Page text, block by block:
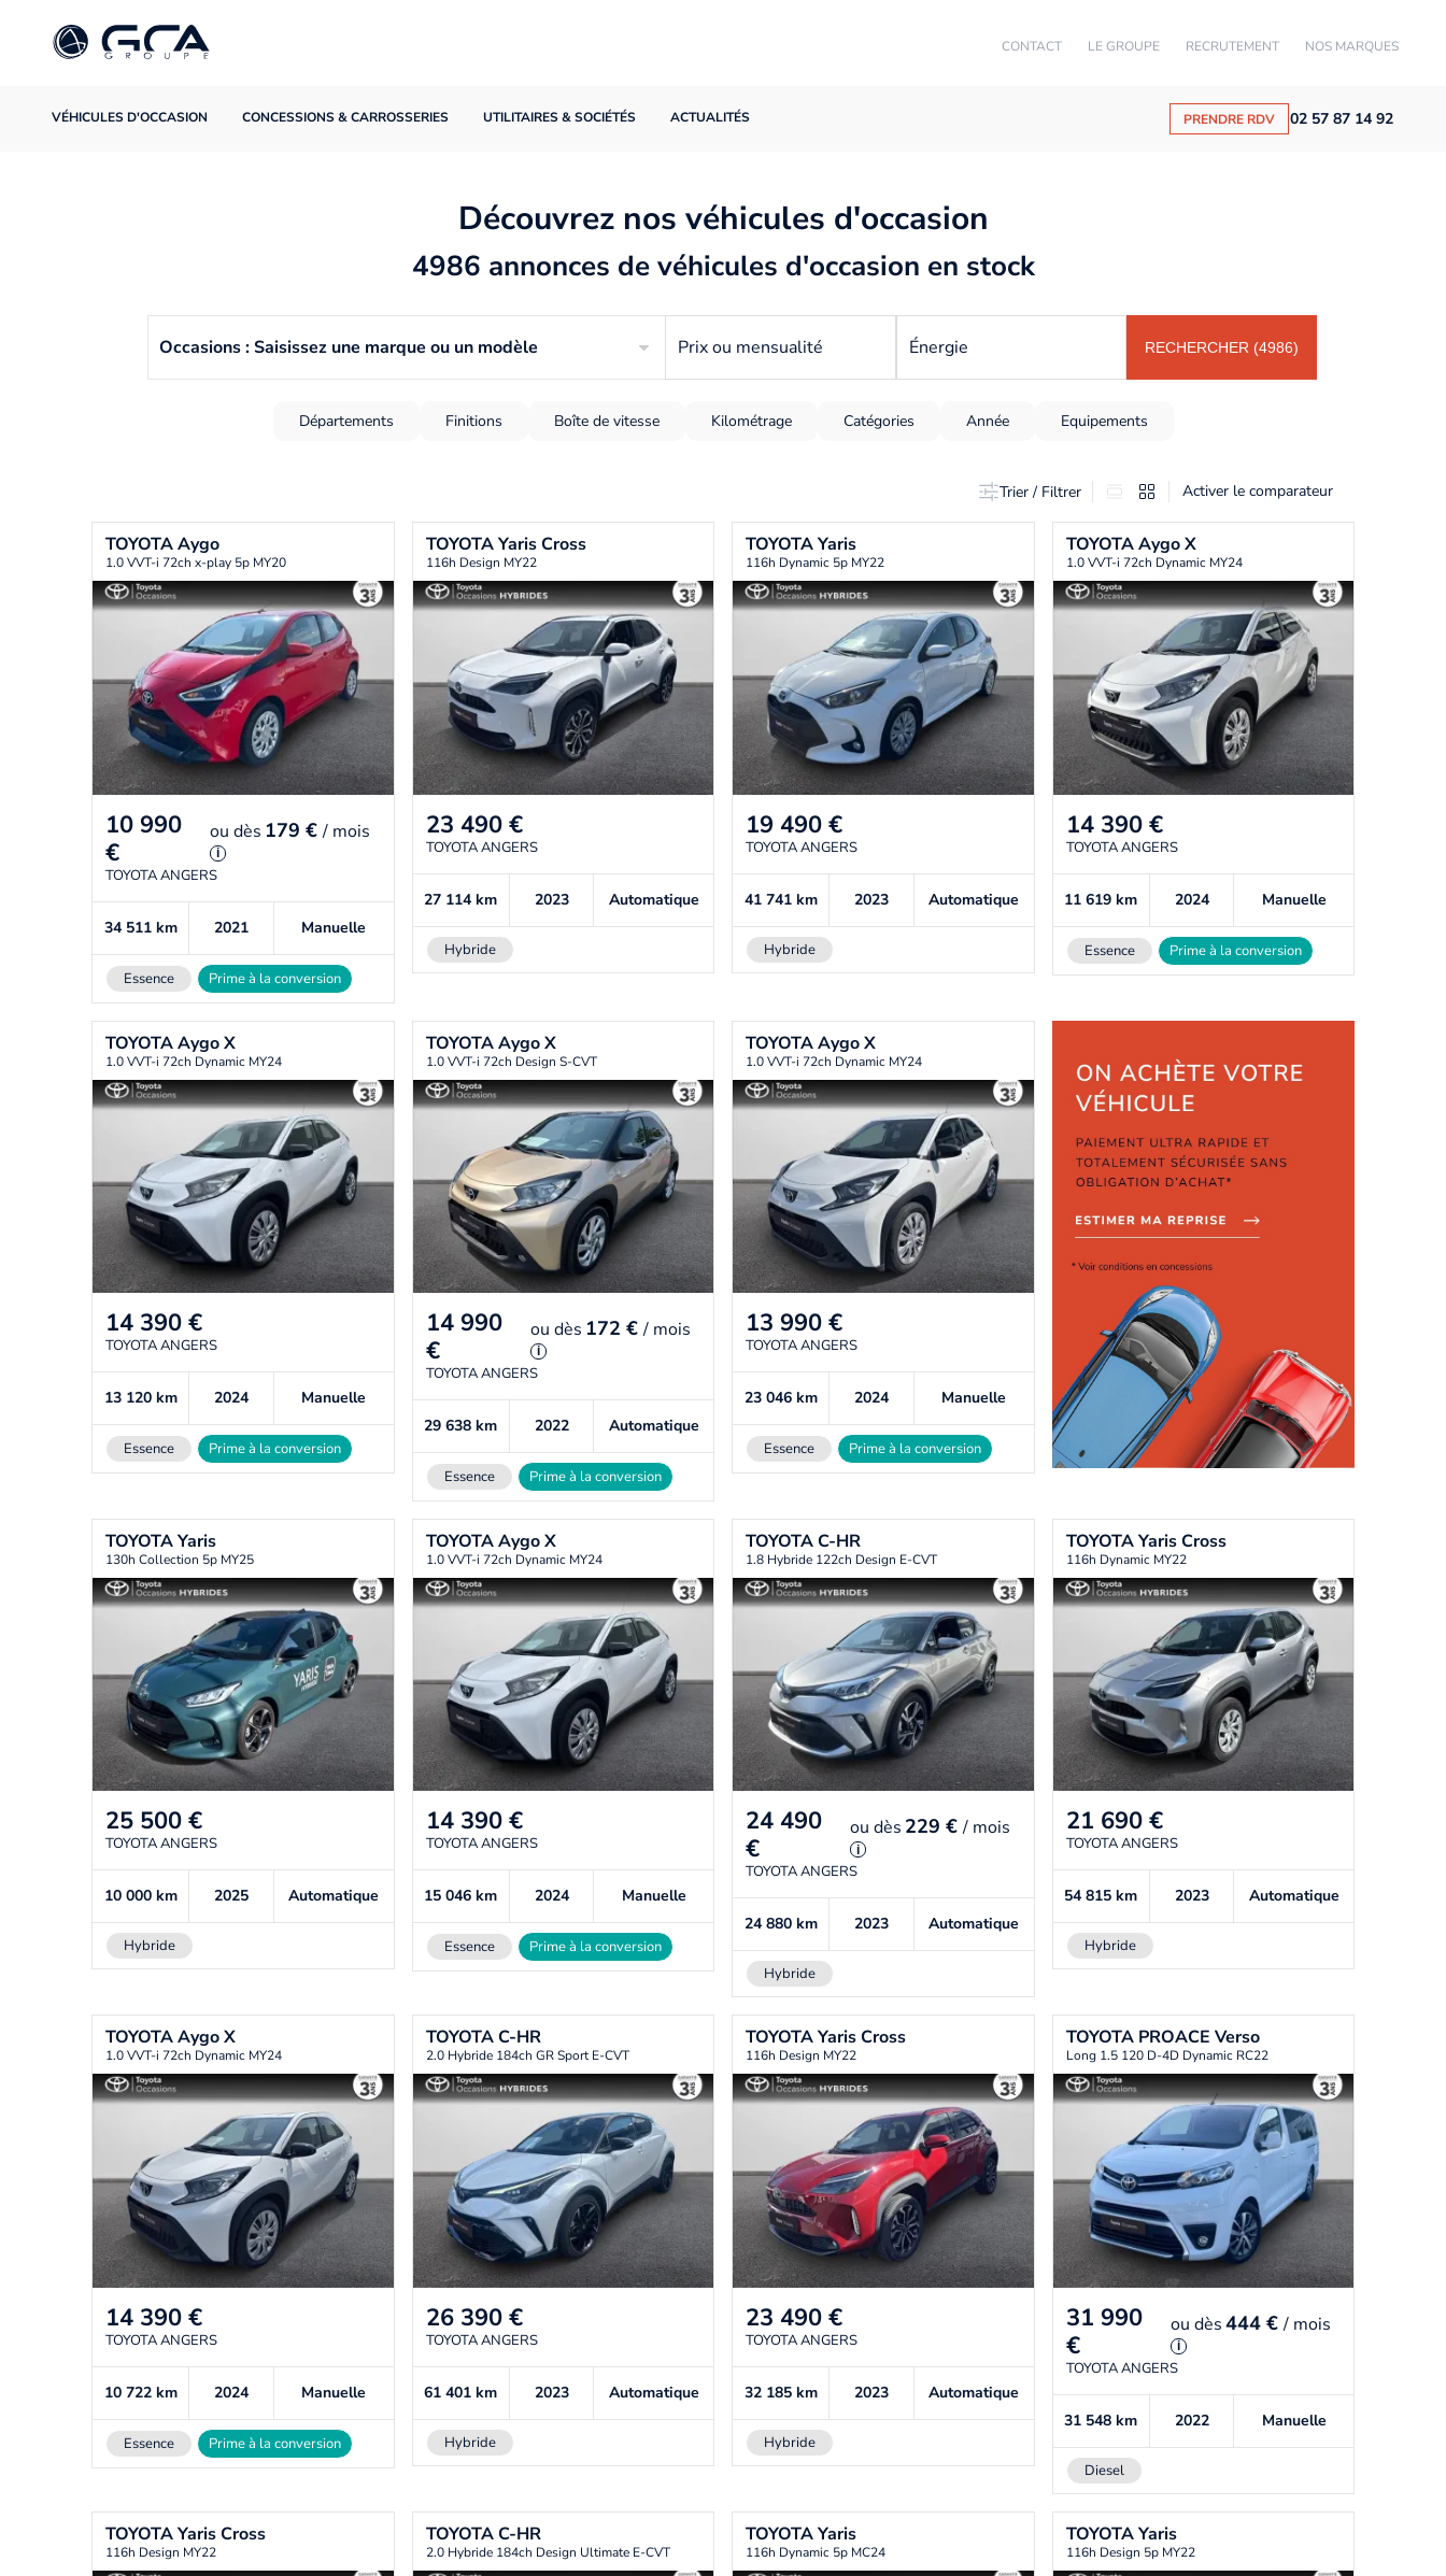
CONTACT LE GROUPE RECRUTEMENT NOS MARQUES
VÉHICULES D'OCCASION CONCESSIONS & CARROSSERIES UTILITAIRES & SOCIÉTÉS ACTUALITÉS PRENDRE RDV 02 57 87 14 92
Découvrez nos véhicules d'occasion
4986 annonces de véhicules d'occasion en stock
Occasions : Saisissez une marque ou un modèle Prix ou mensualité Énergie RECHERCHER (4986)
Départements Finitions Boîte de vitesse Kilométrage Catégories Année Equipements
Trier / Filtrer Activer le comparateur
TOYOTAAygo
1.0 VVT-i 72ch x-play 5p MY20
10 990
€
oudès 179 €/ mois
i
TOYOTA ANGERS
34 511 km 2021 Manuelle
Essence Prime à la conversion
TOYOTAYaris Cross
116h Design MY22
23 490 €
TOYOTA ANGERS
27 114km 2023 Automatique
Hybride
TOYOTAYaris
116h Dynamic 5p MY22
19 490 €
TOYOTA ANGERS
41 741 km 2023 Automatique
Hybride
TOYOTAAygo X
1.0 VVT-i 72ch Dynamic MY24
14 390 €
TOYOTA ANGERS
11 619km 2024 Manuelle
Essence Prime à la conversion
TOYOTAAygo X
1.0 VVT-i 72ch Dynamic MY24
14 390 €
TOYOTA ANGERS
13 120 km 2024 Manuelle
Essence Prime à la conversion
TOYOTAAygo X
1.0 VVT-i 72ch Design S-CVT
14 990
€
ou dès 172 €/ mois
i
TOYOTA ANGERS
29 638km 2022 Automatique
Essence Prime à la conversion
TOYOTAAygo X
1.0 VVT-i 72ch Dynamic MY24
13 990 €
TOYOTA ANGERS
23 046 km 2024 Manuelle
Essence Prime à la conversion
TOYOTAYaris
130h Collection 5p MY25
25 500 €
TOYOTA ANGERS
10 000 km 2025 Automatique
Hybride
TOYOTAAygo X
1.0 VVT-i 72ch Dynamic MY24
14 390 €
TOYOTA ANGERS
15 046km 2024 Manuelle
Essence Prime à la conversion
TOYOTAC-HR
1.8 Hybride 122ch Design E-CVT
24 490
€
oudès 229 €/ mois
i
TOYOTA ANGERS
24 880 km 2023 Automatique
Hybride
TOYOTAYaris Cross
116h Dynamic MY22
21 690 €
TOYOTA ANGERS
54 815km 2023 Automatique
Hybride
TOYOTAAygo X
1.0 VVT-i 72ch Dynamic MY24
14 390 €
TOYOTA ANGERS
10 722 km 2024 Manuelle
Essence Prime à la conversion
TOYOTAC-HR
2.0 Hybride 184ch GR Sport E-CVT
26 390 €
TOYOTA ANGERS
61 401km 2023 Automatique
Hybride
TOYOTAYaris Cross
116h Design MY22
23 490 €
TOYOTA ANGERS
32 185 km 2023 Automatique
Hybride
TOYOTA PROACE Verso
Long 1.5 120 D-4D Dynamic RC22
31 990
€
ou dès444 € / mois
i
TOYOTA ANGERS
31 548km 2022 Manuelle
Diesel
TOYOTAYaris Cross
116h Design MY22
TOYOTAC-HR
2.0 Hybride 184ch Design Ultimate E-CVT
TOYOTAYaris
116h Dynamic 5p MC24
TOYOTAYaris
116h Design 5p MY22